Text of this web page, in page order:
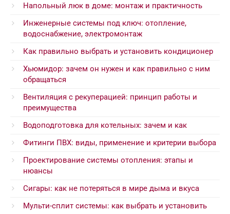
Напольный люк в доме: монтаж и практичность
Инженерные системы под ключ: отопление,
водоснабжение, электромонтаж
Как правильно выбрать и установить кондиционер
Хьюмидор: зачем он нужен и как правильно с ним
обращаться
Вентиляция с рекуперацией: принцип работы и
преимущества
Водоподготовка для котельных: зачем и как
Фитинги ПВХ: виды, применение и критерии выбора
Проектирование системы отопления: этапы и
нюансы
Сигары: как не потеряться в мире дыма и вкуса
Мульти-сплит системы: как выбрать и установить